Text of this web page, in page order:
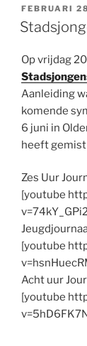
GEPLAATST
OP
FEBRUARI
Op vrijdag
Aanleiding
komende
6 juni in
heeft gemist
Zes Uur
[youtube
[youtube
Acht uur
[youtube